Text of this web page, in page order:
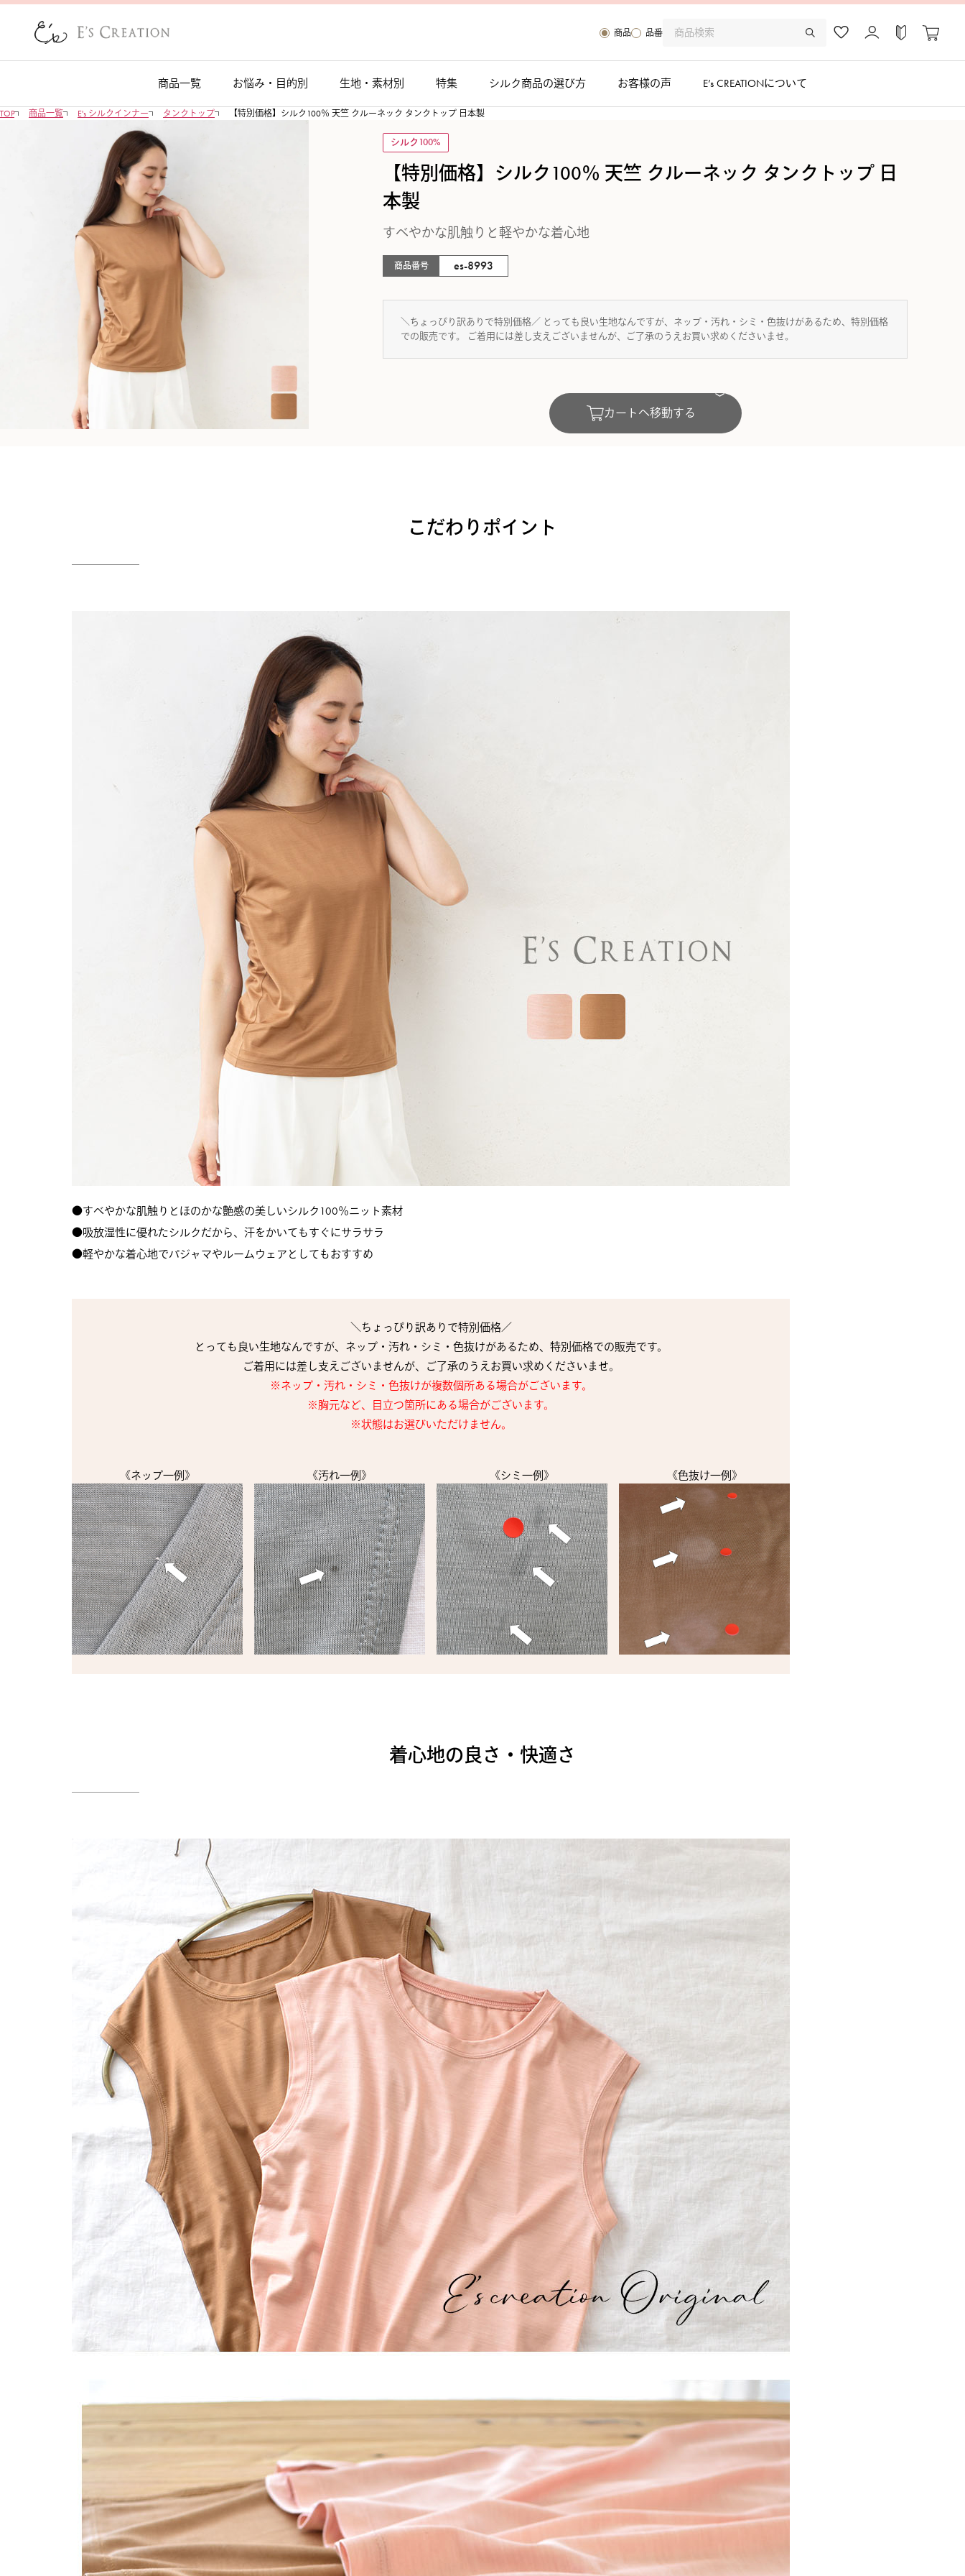
商品 品番
商品一覧 お悩み・目的別 生地・素材別 特集 シルク商品の選び方 お客様の声 E’s CREATIONについて
TOP 商品一覧 E's シルクインナー タンクトップ 【特別価格】シルク100％ 天竺 クルーネック タンクトップ 日本製
シルク100%
【特別価格】シルク100％ 天竺 クルーネック タンクトップ 日
本製
すべやかな肌触りと軽やかな着心地
商品番号 es-8993
＼ちょっぴり訳ありで特別価格／ とっても良い生地なんですが、ネップ・汚れ・シミ・色抜けがあるため、特別価格
での販売です。
ご着用には差し支えございませんが、ご了承のうえお買い求めくださいませ。
カートへ移動する
こだわりポイント
●すべやかな肌触りとほのかな艶感の美しいシルク100％ニット素材
●吸放湿性に優れたシルクだから、汗をかいてもすぐにサラサラ
●軽やかな着心地でパジャマやルームウェアとしてもおすすめ
＼ちょっぴり訳ありで特別価格／
とっても良い生地なんですが、ネップ・汚れ・シミ・色抜けがあるため、特別価格での販売です。
ご着用には差し支えございませんが、ご了承のうえお買い求めくださいませ。
※ネップ・汚れ・シミ・色抜けが複数個所ある場合がございます。
※胸元など、目立つ箇所にある場合がございます。
※状態はお選びいただけません。
《ネップ一例》 《汚れ一例》 《シミ一例》 《色抜け一例》
着心地の良さ・快適さ